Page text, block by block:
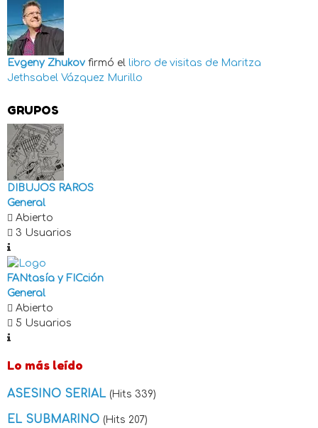
Evgeny Zhukov firmó el libro de visitas de Maritza
Jethsabel Vázquez Murillo
GRUPOS
DIBUJOS RAROS
General
Abierto
3 Usuarios
FANtasía y FICción
General
Abierto
5 Usuarios
Lo más leído
ASESINO SERIAL (Hits 339)
EL SUBMARINO (Hits 207)